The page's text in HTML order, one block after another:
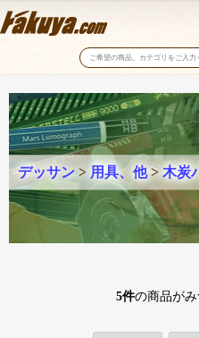
デッサン > 用具、他> 木炭
5件の商品がみ